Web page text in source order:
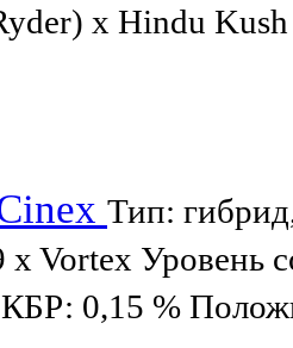
x Hindu
Тип:
x Vortex Уровень
КБР: 0,15 %